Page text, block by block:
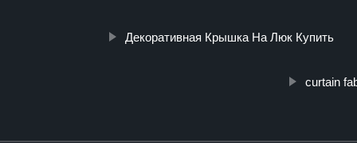
Декоративная Крышка На Люк Купить
curtain